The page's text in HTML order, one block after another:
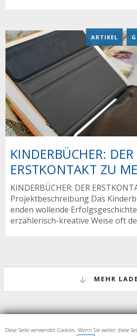
KINDERBÜCHER: DER
ERSTKONTAKT ZU
ARTIKEL ,
KINDERBÜCHER: DER
Projektbeschreibung Das
enden wollende
erzählerisch-kreative Weise oft
MEHR
Diese Seite verwendet Cookies. Wenn Sie weiter diese